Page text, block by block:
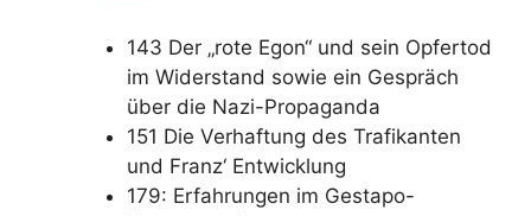
143 Der „rote Egon“ und sein Opfertod
im Widerstand sowie ein Gespräch
über die Nazi-Propaganda
151 Die Verhaftung des Trafikanten
und Franz‘ Entwicklung
179: Erfahrungen im Gestapo-